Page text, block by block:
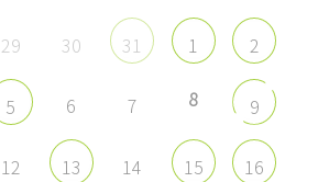
29 30 31 1 2
5 6 7 8 9
12 13 14 15 16